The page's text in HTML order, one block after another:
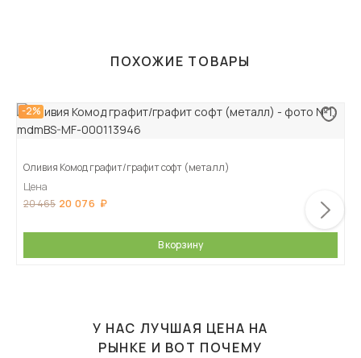
ПОХОЖИЕ ТОВАРЫ
-2%
Оливия Комод графит/графит софт (металл)
Цена
20 465 20 076
В корзину
У НАС ЛУЧШАЯ ЦЕНА НА
РЫНКЕ И ВОТ ПОЧЕМУ